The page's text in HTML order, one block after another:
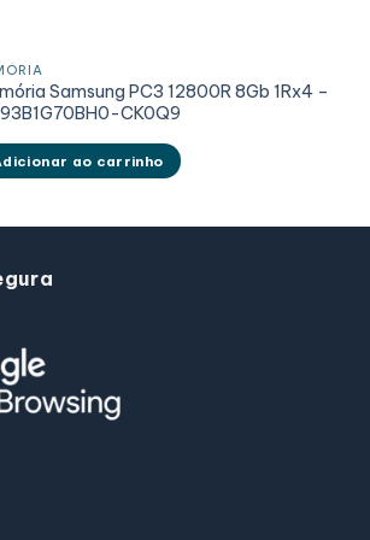
Samsung PC3 12800R 8Gb 1Rx4 –
CK0Q9
ao carrinho